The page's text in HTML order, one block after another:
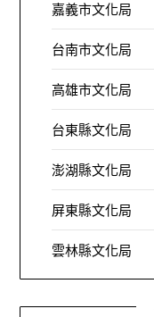
嘉義市文化局
台南市文化局
高雄市文化局
台東縣文化局
澎湖縣文化局
屏東縣文化局
雲林縣文化局